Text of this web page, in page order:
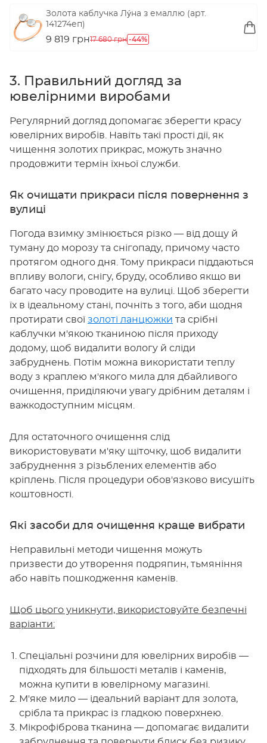
Золота каблучка Лýна з емаллю (арт.
141274еп)
9 819 грн17 680 грн -44%
3. Правильний догляд за
ювелірними виробами
Регулярний догляд допомагає зберегти красу
ювелірних виробів. Навіть такі прості дії, як
чищення золотих прикрас, можуть значно
продовжити термін їхньої служби.
Як очищати прикраси після повернення з
вулиці
Погода взимку змінюється різко — від дощу й
туману до морозу та снігопаду, причому часто
протягом одного дня. Тому прикраси піддаються
впливу вологи, снігу, бруду, особливо якщо ви
багато часу проводите на вулиці. Щоб зберегти
їх в ідеальному стані, почніть з того, аби щодня
протирати свої золоті ланцюжки та срібні
каблучки м'якою тканиною після приходу
додому, щоб видалити вологу й сліди
забруднень. Потім можна використати теплу
воду з краплею м'якого мила для дбайливого
очищення, приділяючи увагу дрібним деталям і
важкодоступним місцям.
Для остаточного очищення слід
використовувати м'яку щіточку, щоб видалити
забруднення з різьблених елементів або
кріплень. Після процедури обов'язково висушіть
коштовності.
Які засоби для очищення краще вибрати
Неправильні методи чищення можуть
призвести до утворення подряпин, тьмяніння
або навіть пошкодження каменів.
Щоб цього уникнути, використовуйте безпечні
варіанти:
Спеціальні розчини для ювелірних виробів —
підходять для більшості металів і каменів,
можна купити в ювелірному магазині.
М'яке мило — ідеальний варіант для золота,
срібла та прикрас із гладкою поверхнею.
Мікрофіброва тканина — допомагає видалити